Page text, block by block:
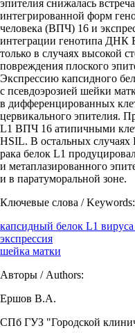
эпителия снижалась
интегрированной форм
человека (ВПЧ) 16 и
интеграции генотипа ДНК
только в случаях высокой
повреждения плоского
Экспрессию капсидного
с псевдоэрозией шейки
в дифференцированных
цервикального эпителия.
L1 ВПЧ 16 атипичными
HSIL. В остальных случаях
рака белок L1
и метаплазированного
и в паратуморальной зоне.
Ключевые слова / Keywords:
капсидный белок L1
экспрессия
шейка матки
Авторы / Authors:
Ершов В.А.
СПб ГУЗ "Городской